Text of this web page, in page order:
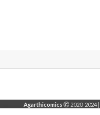
Agarthicomics 2020-2024